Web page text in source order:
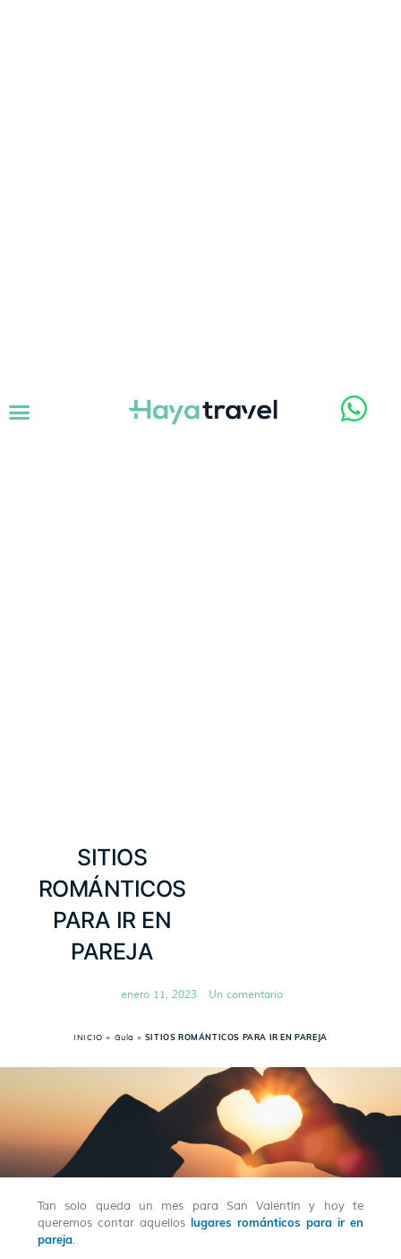
SITIOS
ROMÁNTICOS
PARA IR EN
PAREJA
enero 11, 2023 Un comentario
INICIO » Guía » SITIOS ROMÁNTICOS PARA IR EN PAREJA
Tan solo queda un mes para San Valentín y hoy te
queremos contar aquellos lugares románticos para ir en
pareja.